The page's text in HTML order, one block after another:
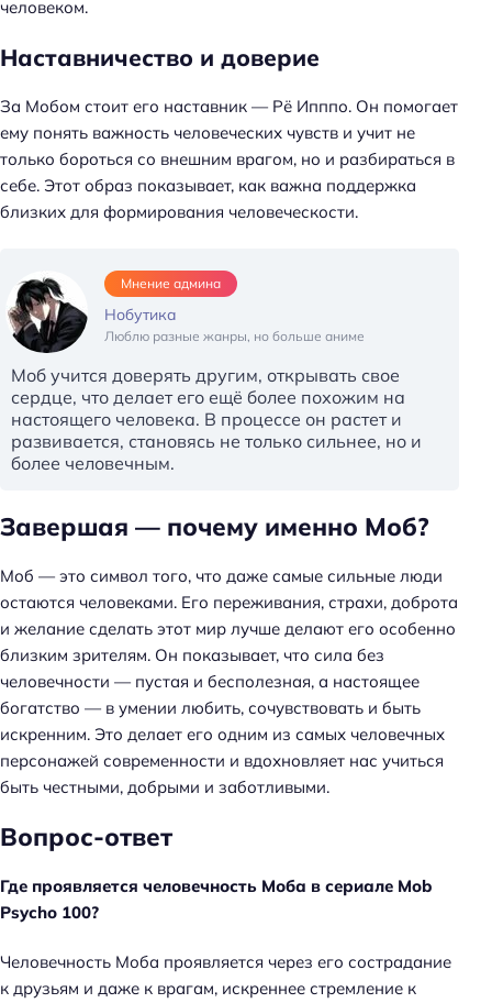
человеком.
Наставничество и доверие
За Мобом стоит его наставник — Рё Ипппо. Он помогает
ему понять важность человеческих чувств и учит не
только бороться со внешним врагом, но и разбираться в
себе. Этот образ показывает, как важна поддержка
близких для формирования человеческости.
Мнение админа
Нобутика
Люблю разные жанры, но больше аниме
Моб учится доверять другим, открывать свое
сердце, что делает его ещё более похожим на
настоящего человека. В процессе он растет и
развивается, становясь не только сильнее, но и
более человечным.
Завершая — почему именно Моб?
Моб — это символ того, что даже самые сильные люди
остаются человеками. Его переживания, страхи, доброта
и желание сделать этот мир лучше делают его особенно
близким зрителям. Он показывает, что сила без
человечности — пустая и бесполезная, а настоящее
богатство — в умении любить, сочувствовать и быть
искренним. Это делает его одним из самых человечных
персонажей современности и вдохновляет нас учиться
быть честными, добрыми и заботливыми.
Вопрос-ответ
Где проявляется человечность Моба в сериале Mob
Psycho 100?
Человечность Моба проявляется через его сострадание
к друзьям и даже к врагам, искреннее стремление к
а
т
и
: